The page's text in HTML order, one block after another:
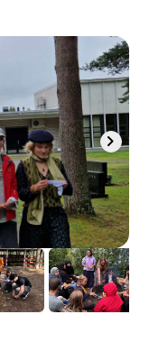
chevron_right